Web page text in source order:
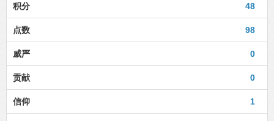
48
积分
98
点数
0
威严
0
贡献
1
信仰